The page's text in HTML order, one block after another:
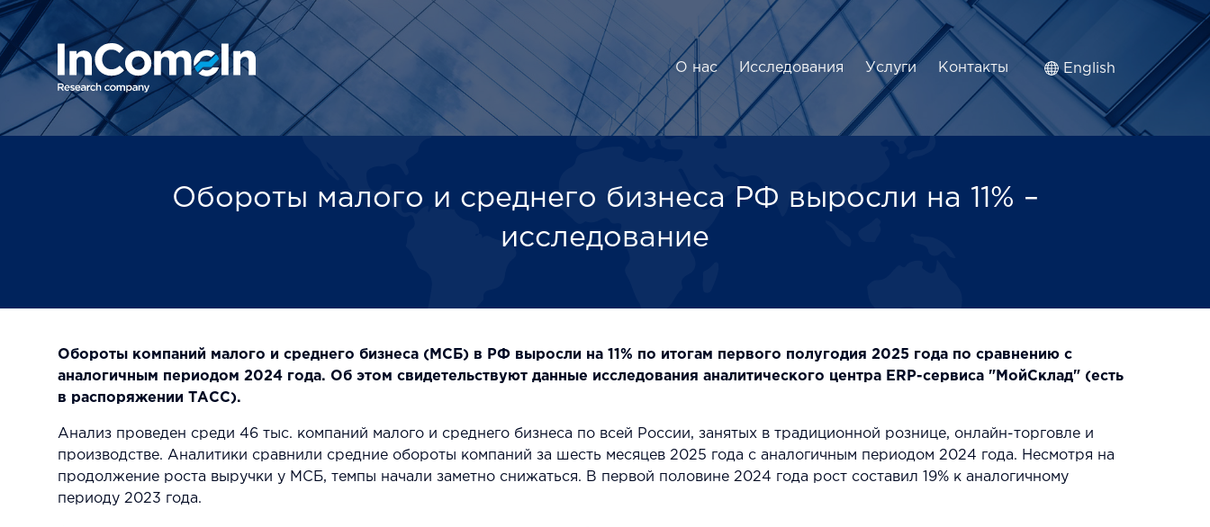
О нас Исследования Услуги Контакты English
Обороты малого и среднего бизнеса РФ выросли на 11% –
исследование
Обороты компаний малого и среднего бизнеса (МСБ) в РФ выросли на 11% по итогам первого полугодия 2025 года по сравнению с
аналогичным периодом 2024 года. Об этом свидетельствуют данные исследования аналитического центра ERP-сервиса "МойСклад" (есть
в распоряжении ТАСС).
Анализ проведен среди 46 тыс. компаний малого и среднего бизнеса по всей России, занятых в традиционной рознице, онлайн-торговле и
производстве. Аналитики сравнили средние обороты компаний за шесть месяцев 2025 года с аналогичным периодом 2024 года. Несмотря на
продолжение роста выручки у МСБ, темпы начали заметно снижаться. В первой половине 2024 года рост составил 19% к аналогичному
периоду 2023 года.